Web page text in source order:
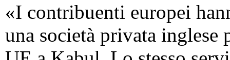
«I contribuenti europei
una società privata